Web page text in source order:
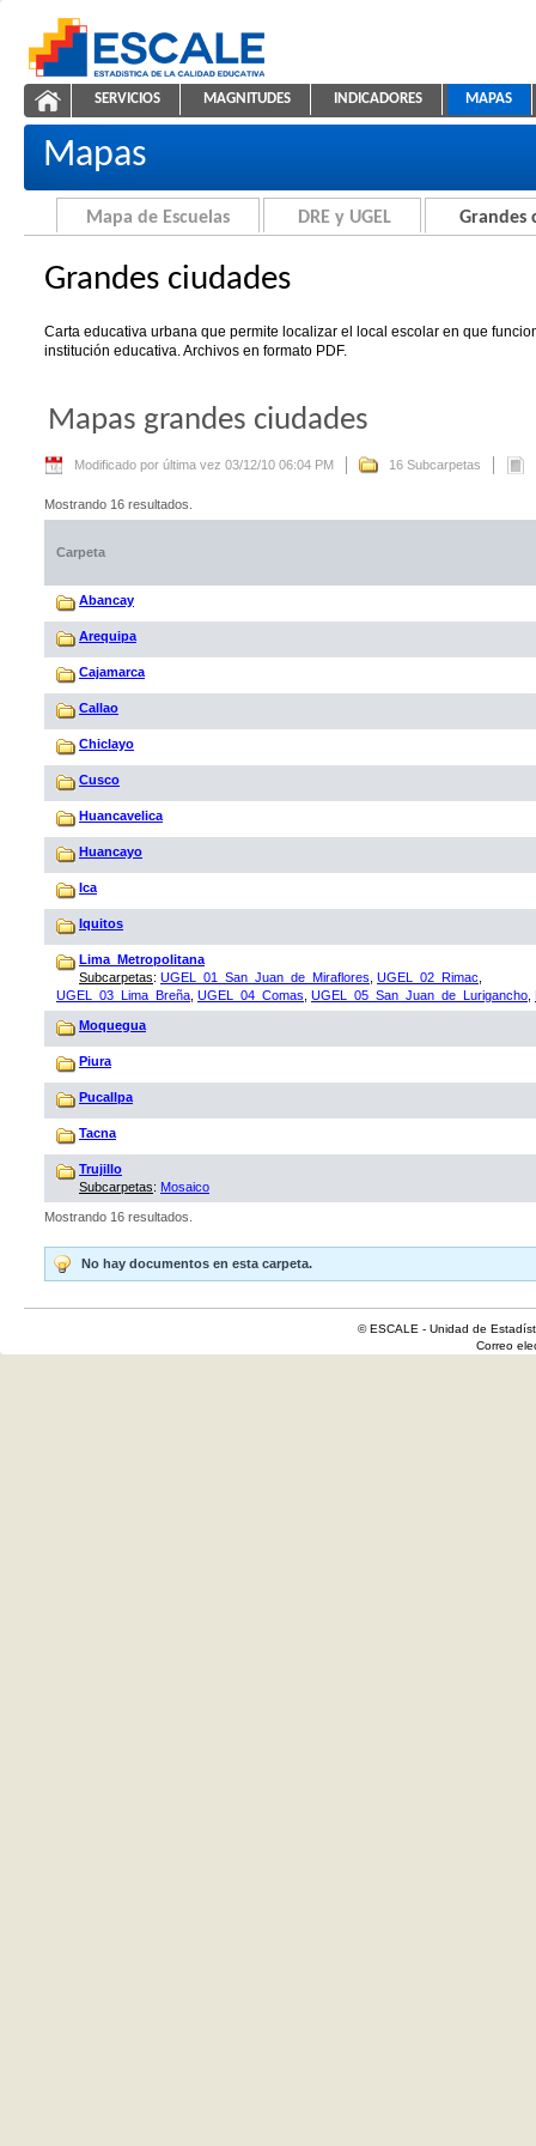
ESCALE - Unidad de Estadística Educativa
Grandes ciudades
NAVEGACIÓN
SERVICIOS MAGNITUDES INDICADORES MAPAS
Mapas
Mapa de Escuelas DRE y UGEL Grandes
Grandes ciudades
Carta educativa urbana que permite localizar el local escolar en que
institución educativa. Archivos en formato PDF.
Mapas grandes ciudades
Modificado por última vez 03/12/10 06:04 PM 16 Subcarpetas
Mostrando 16 resultados.
Carpeta
Abancay
Arequipa
Cajamarca
Callao
Chiclayo
Cusco
Huancavelica
Huancayo
Ica
Iquitos
Lima_Metropolitana
Subcarpetas: UGEL_01_San_Juan_de_Miraflores UGEL_02_Rimac
UGEL_03_Lima_Breña UGEL_04_Comas UGEL_05_San_Juan_de_Lurigancho
Moquegua
Piura
Pucallpa
Tacna
Trujillo
Subcarpetas: Mosaico
Mostrando 16 resultados.
No hay documentos en esta carpeta.
© ESCALE - Unidad de
Correo